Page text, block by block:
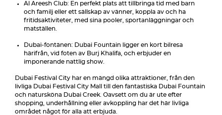
Al Areesh Club: En perfekt plats att tillbringa tid med barn
och familj eller ett sällskap av vänner, koppla av och ha
fritidsaktiviteter, med sina pooler, sportanläggningar och
matställen.
Dubai-fontänen: Dubai Fountain ligger en kort bilresa
härifrån, vid foten av Burj Khalifa, och erbjuder en
imponerande nattlig show.
Dubai Festival City har en mängd olika attraktioner, från den
livliga Dubai Festival City Mall till den fantastiska Dubai Fountain
och natursköna Dubai Creek. Oavsett om du är ute efter
shopping, underhållning eller avkoppling har det här livliga
området något för alla att erbjuda.